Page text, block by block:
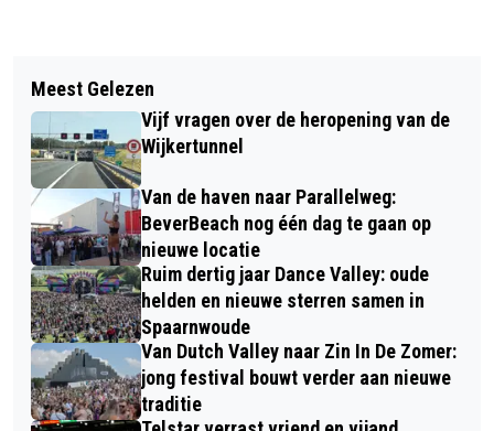
GRAFKUNSTENAAR AAN HET WERK
BOSW8ER IN DE KLAS - AFLEVERING
4: HERTENBRONST EN
HERFSTKLEUREN
Meest Gelezen
Vijf vragen over de heropening van de
Wijkertunnel
Van de haven naar Parallelweg:
BeverBeach nog één dag te gaan op
nieuwe locatie
Ruim dertig jaar Dance Valley: oude
helden en nieuwe sterren samen in
Spaarnwoude
Van Dutch Valley naar Zin In De Zomer:
jong festival bouwt verder aan nieuwe
traditie